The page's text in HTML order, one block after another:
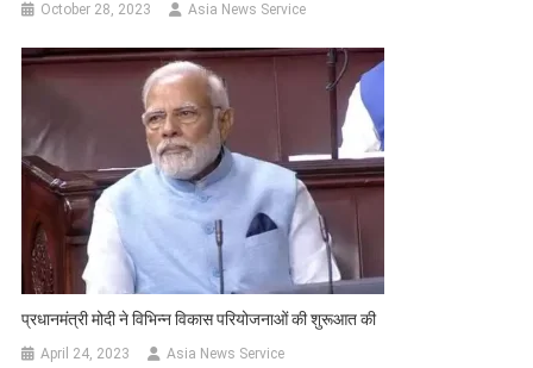
October 28, 2023 Asia News Service
प्रधानमंत्री मोदी ने विभिन्न विकास परियोजनाओं की शुरूआत की
April 24, 2023 Asia News Service